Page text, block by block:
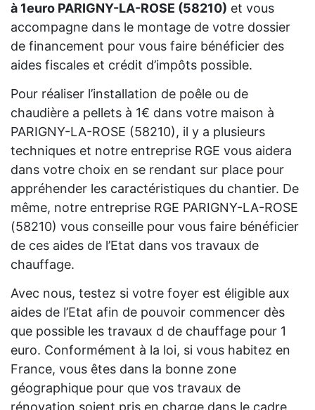
à 1euro PARIGNY-LA-ROSE (58210) et vous
accompagne dans le montage de votre dossier
de financement pour vous faire bénéficier des
aides fiscales et crédit d’impôts possible.
Pour réaliser l’installation de poêle ou de
chaudière a pellets à 1€ dans votre maison à
PARIGNY-LA-ROSE (58210), il y a plusieurs
techniques et notre entreprise RGE vous aidera
dans votre choix en se rendant sur place pour
appréhender les caractéristiques du chantier. De
même, notre entreprise RGE PARIGNY-LA-ROSE
(58210) vous conseille pour vous faire bénéficier
de ces aides de l’Etat dans vos travaux de
chauffage.
Avec nous, testez si votre foyer est éligible aux
aides de l’Etat afin de pouvoir commencer dès
que possible les travaux d de chauffage pour 1
euro. Conformément à la loi, si vous habitez en
France, vous êtes dans la bonne zone
géographique pour que vos travaux de
rénovation soient pris en charge dans le cadre